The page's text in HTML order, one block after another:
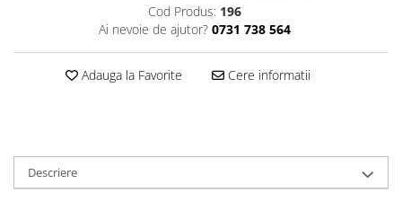
Cod Produs: 196
Ai nevoie de ajutor? 0731 738 564
Adauga la Favorite Cere informatii
Descriere